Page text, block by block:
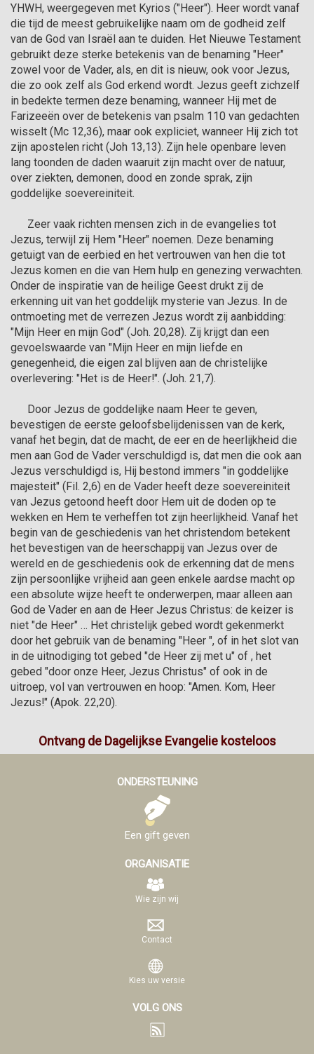
YHWH, weergegeven met Kyrios ("Heer"). Heer wordt vanaf
die tijd de meest gebruikelijke naam om de godheid zelf
van de God van Israël aan te duiden. Het Nieuwe Testament
gebruikt deze sterke betekenis van de benaming "Heer"
zowel voor de Vader, als, en dit is nieuw, ook voor Jezus,
die zo ook zelf als God erkend wordt. Jezus geeft zichzelf
in bedekte termen deze benaming, wanneer Hij met de
Farizeeën over de betekenis van psalm 110 van gedachten
wisselt (Mc 12,36), maar ook expliciet, wanneer Hij zich tot
zijn apostelen richt (Joh 13,13). Zijn hele openbare leven
lang toonden de daden waaruit zijn macht over de natuur,
over ziekten, demonen, dood en zonde sprak, zijn
goddelijke soevereiniteit.
Jezus, terwijl zij Hem "Heer" noemen. Deze benaming
getuigt van de eerbied en het vertrouwen van hen die tot
Jezus komen en die van Hem hulp en genezing verwachten.
Onder de inspiratie van de heilige Geest drukt zij de
erkenning uit van het goddelijk mysterie van Jezus. In de
ontmoeting met de verrezen Jezus wordt zij aanbidding:
"Mijn Heer en mijn God" (Joh. 20,28). Zij krijgt dan een
gevoelswaarde van "Mijn Heer en mijn liefde en
genegenheid, die eigen zal blijven aan de christelijke
overlevering: "Het is de Heer!". (Joh. 21,7).
bevestigen de eerste geloofsbelijdenissen van de kerk,
vanaf het begin, dat de macht, de eer en de heerlijkheid die
men aan God de Vader verschuldigd is, dat men die ook aan
Jezus verschuldigd is, Hij bestond immers "in goddelijke
majesteit" (Fil. 2,6) en de Vader heeft deze soevereiniteit
van Jezus getoond heeft door Hem uit de doden op te
wekken en Hem te verheffen tot zijn heerlijkheid. Vanaf het
begin van de geschiedenis van het christendom betekent
het bevestigen van de heerschappij van Jezus over de
wereld en de geschiedenis ook de erkenning dat de mens
zijn persoonlijke vrijheid aan geen enkele aardse macht op
een absolute wijze heeft te onderwerpen, maar alleen aan
God de Vader en aan de Heer Jezus Christus: de keizer is
niet "de Heer" … Het christelijk gebed wordt gekenmerkt
door het gebruik van de benaming "Heer ", of in het slot van
in de uitnodiging tot gebed "de Heer zij met u" of , het
gebed "door onze Heer, Jezus Christus" of ook in de
uitroep, vol van vertrouwen en hoop: "Amen. Kom, Heer
Jezus!" (Apok. 22,20).
Ontvang de Dagelijkse Evangelie kosteloos
ONDERSTEUNING
Een gift geven
ORGANISATIE
Wie zijn wij
Contact
Kies uw versie
VOLG ONS